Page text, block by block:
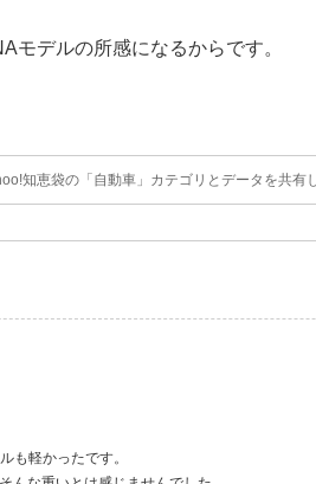
モデルの所感になるからです。
知恵袋の「自動車」カテゴリとデータを共有
も軽かったです。